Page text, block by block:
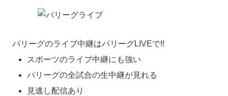
パリーグのライブ中継はパリーグLIVEで!!
スポーツのライブ中継にも強い
パリーグの全試合の生中継が見れる
見逃し配信あり